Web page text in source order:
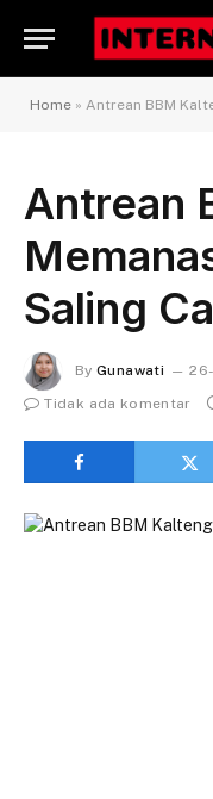
Home » Antrean BBM
Antrean
Saling
By Gunawati
Tidak ada komentar